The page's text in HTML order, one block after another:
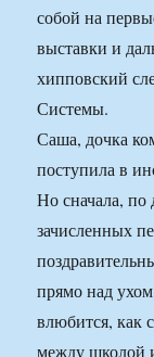
собой на
выставки и
хипповский
Системы.
Саша, дочка
поступила в
Но сначала, по
зачисленных
прямо над
влюбится, как
между школой